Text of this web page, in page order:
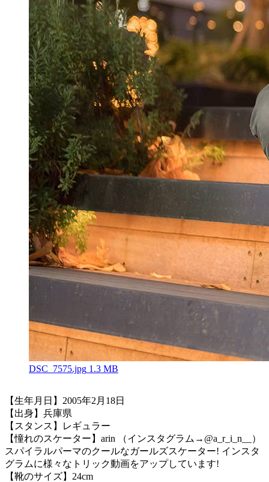
DSC_7575.jpg 1.3 MB
【生年月日】2005年2月18日
【出身】兵庫県
【スタンス】レギュラー
【憧れのスケーター】arin （インスタグラム→@a_r_i_n__）
スパイラルパーマのクールなガールズスケーター! インスタ
グラムに様々なトリック動画をアップしています!
【靴のサイズ】24cm